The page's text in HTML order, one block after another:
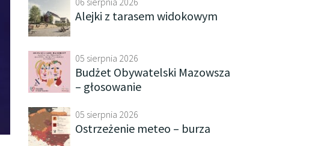
Alejki z tarasem widokowym
05 sierpnia 2026
Budżet Obywatelski Mazowsza
– głosowanie
05 sierpnia 2026
Ostrzeżenie meteo – burza